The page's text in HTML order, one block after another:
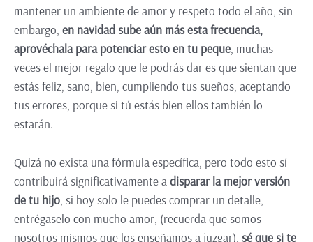
mantener un ambiente de amor y respeto todo el año, sin
embargo, en navidad sube aún más esta frecuencia,
aprovéchala para potenciar esto en tu peque , muchas
veces el mejor regalo que le podrás dar es que sientan que
estás feliz, sano, bien, cumpliendo tus sueños, aceptando
tus errores, porque si tú estás bien ellos también lo
estarán.
Quizá no exista una fórmula específica, pero todo esto sí
contribuirá significativamente a disparar la mejor versión
de tu hijo , si hoy solo le puedes comprar un detalle,
entrégaselo con mucho amor, (recuerda que somos
nosotros mismos que los enseñamos a juzgar), sé que si te